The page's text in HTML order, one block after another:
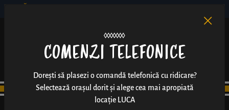
COMENZI TELEFONICE
Dorești să plasezi o comandă telefonică cu ridicare?
Selectează orașul dorit și alege cea mai apropiată
locație LUCA